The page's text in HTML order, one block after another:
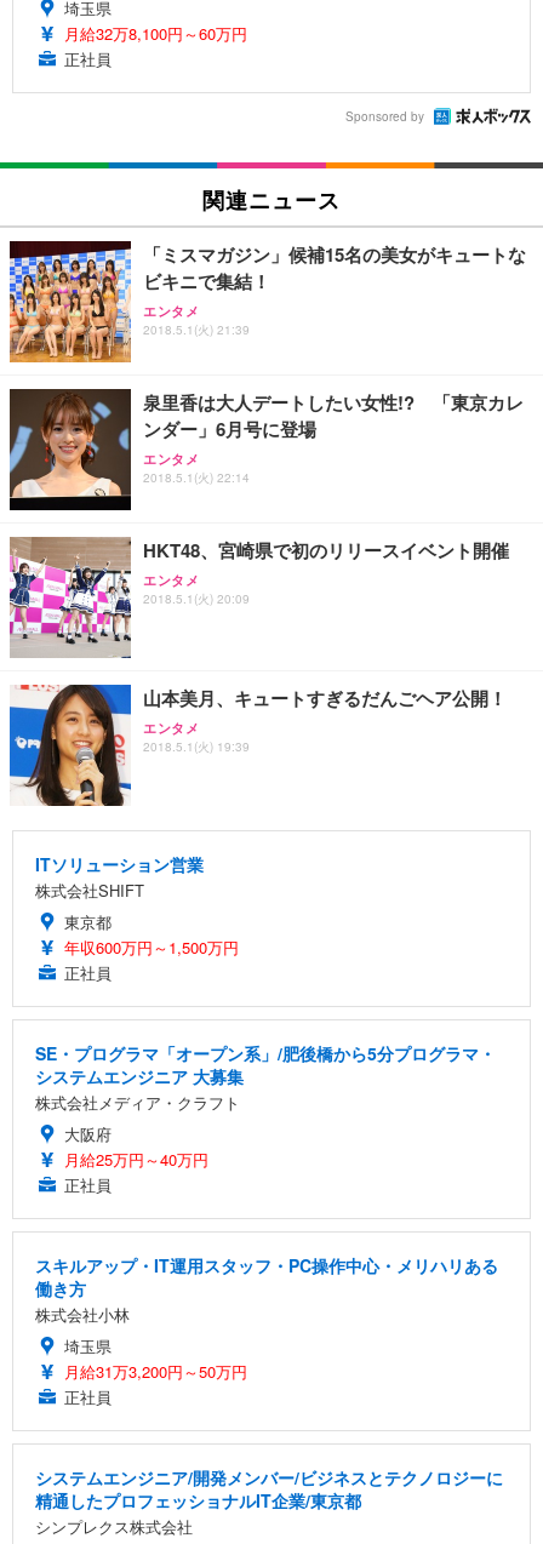
埼玉県
月給32万8,100円～60万円
正社員
Sponsored by
関連ニュース
「ミスマガジン」候補15名の美女がキュートな
ビキニで集結！
エンタメ
2018.5.1(火) 21:39
泉里香は大人デートしたい女性!? 「東京カレ
ンダー」6月号に登場
エンタメ
2018.5.1(火) 22:14
HKT48、宮崎県で初のリリースイベント開催
エンタメ
2018.5.1(火) 20:09
山本美月、キュートすぎるだんごヘア公開！
エンタメ
2018.5.1(火) 19:39
ITソリューション営業
株式会社SHIFT
東京都
年収600万円～1,500万円
正社員
SE・プログラマ「オープン系」/肥後橋から5分プログラマ・
システムエンジニア 大募集
株式会社メディア・クラフト
大阪府
月給25万円～40万円
正社員
スキルアップ・IT運用スタッフ・PC操作中心・メリハリある
働き方
株式会社小林
埼玉県
月給31万3,200円～50万円
正社員
システムエンジニア/開発メンバー/ビジネスとテクノロジーに
精通したプロフェッショナルIT企業/東京都
シンプレクス株式会社